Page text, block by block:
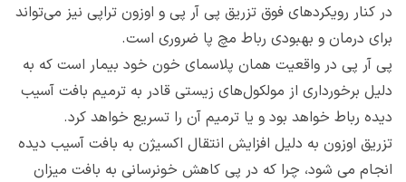
در کنار رویکردهای فوق تزریق پی آر پی و اوزون تراپی نیز می‌تواند
برای درمان و بهبودی رباط مچ پا ضروری است.
پی آر پی در واقعیت همان پلاسمای خون خود بیمار است که به
دلیل برخورداری از مولکول‌های زیستی قادر به ترمیم بافت آسیب
دیده رباط خواهد بود و یا ترمیم آن را تسریع خواهد کرد.
تزریق اوزون به دلیل افزایش انتقال اکسیژن به بافت آسیب دیده
انجام می شود، چرا که در پی کاهش خونرسانی به بافت میزان